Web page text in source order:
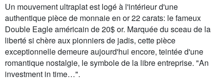
Un mouvement ultraplat est logé à l'intérieur d'une
authentique pièce de monnaie en or 22 carats: le fameux
Double Eagle américain de 20$ or. Marquée du sceau de la
liberté si chère aux pionniers de jadis, cette pièce
exceptionnelle demeure aujourd'hui encore, teintée d'une
romantique nostalgie, le symbole de la libre entreprise. "An
investment in time…".